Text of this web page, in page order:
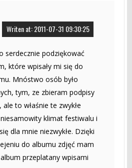
Writen at: 2011-07-31 09:30:25
serdecznie podziękować
które wpisały mi się do
Mnóstwo osób było
tym, ze zbieram podpisy
to właśnie te zwykłe
klimat festiwalu i
dla mnie niezwykłe. Dzięki
do albumu zdjęć mam
przeplatany wpisami